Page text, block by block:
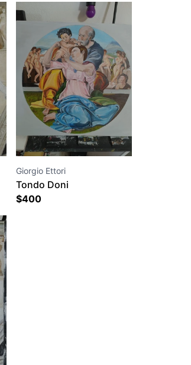
Giorgio Ettori
Tondo Doni
$400